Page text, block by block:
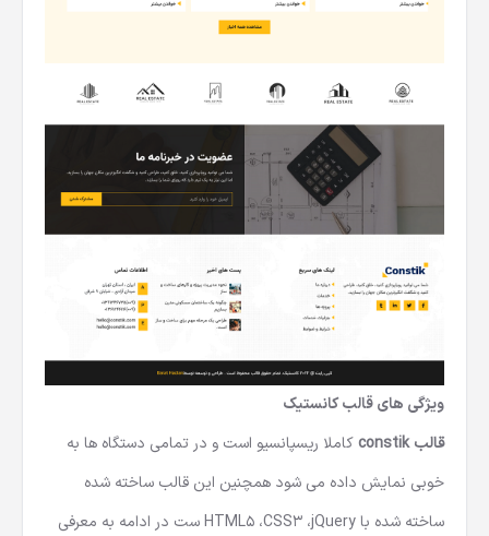
ویژگی های قالبکانستیک
قالب constik
کاملا ریسپانسیو است و در تمامی دستگاه ها به
خوبی نمایش داده می شود همچنین این قالب ساخته شده
ساخته شده با HTML5 ،CSS3 ،jQuery ست در ادامه به معرفی